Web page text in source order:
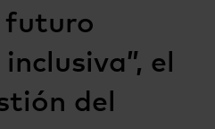
futuro
el
del